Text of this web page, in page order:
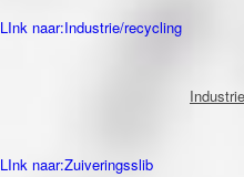
LInk naar:Industrie/recycling
LInk naar:Zuiveringsslib